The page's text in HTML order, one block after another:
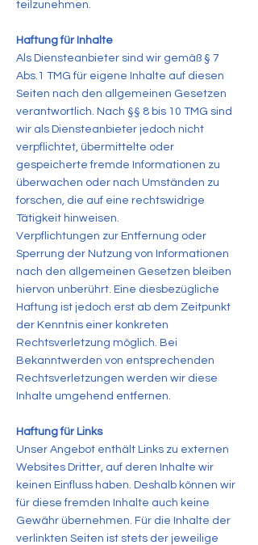
teilzunehmen.
Haftung für Inhalte
Als Diensteanbieter sind wir gemäß § 7
Abs.1 TMG für eigene Inhalte auf diesen
Seiten nach den allgemeinen Gesetzen
verantwortlich. Nach §§ 8 bis 10 TMG sind
wir als Diensteanbieter jedoch nicht
verpflichtet, übermittelte oder
gespeicherte fremde Informationen zu
überwachen oder nach Umständen zu
forschen, die auf eine rechtswidrige
Tätigkeit hinweisen.
Verpflichtungen zur Entfernung oder
Sperrung der Nutzung von Informationen
nach den allgemeinen Gesetzen bleiben
hiervon unberührt. Eine diesbezügliche
Haftung ist jedoch erst ab dem Zeitpunkt
der Kenntnis einer konkreten
Rechtsverletzung möglich. Bei
Bekanntwerden von entsprechenden
Rechtsverletzungen werden wir diese
Inhalte umgehend entfernen.
Haftung für Links
Unser Angebot enthält Links zu externen
Websites Dritter, auf deren Inhalte wir
keinen Einfluss haben. Deshalb können wir
für diese fremden Inhalte auch keine
Gewähr übernehmen. Für die Inhalte der
verlinkten Seiten ist stets der jeweilige